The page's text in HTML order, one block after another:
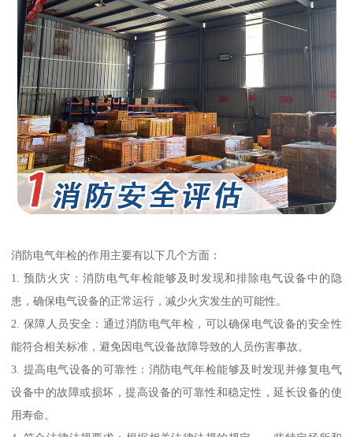
消防电气年检的作用主要有以下几个方面：
1. 预防火灾：消防电气年检能够及时发现和排除电气设备中的隐
患，确保电气设备的正常运行，减少火灾发生的可能性。
2. 保障人员安全：通过消防电气年检，可以确保电气设备的安全性
能符合相关标准，避免因电气设备故障导致的人员伤害事故。
3. 提高电气设备的可靠性：消防电气年检能够及时发现并修复电气
设备中的故障或损坏，提高设备的可靠性和稳定性，延长设备的使
用寿命。